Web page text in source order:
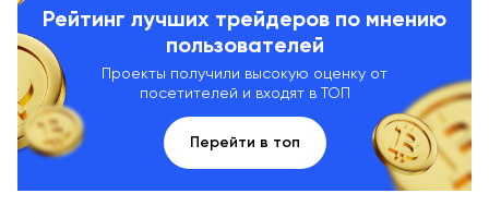
Рейтинг лучших трейдеров по мнению
пользователей
Проекты получили высокую оценку от
посетителей и входят в ТОП
Перейти в топ